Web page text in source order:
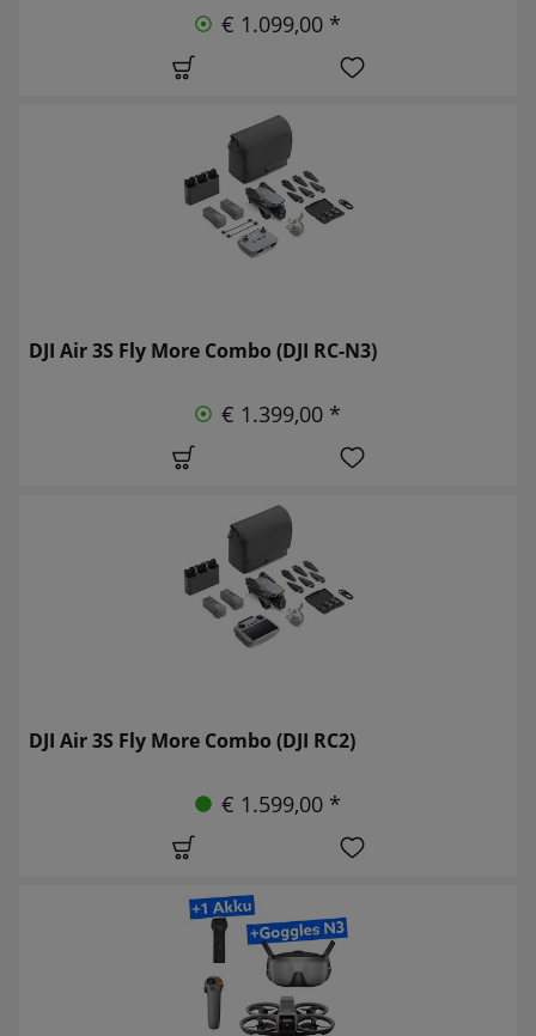
€ 1.099,00 *
DJI Air 3S Fly More Combo (DJI RC-N3)
€ 1.399,00 *
DJI Air 3S Fly More Combo (DJI RC2)
€ 1.599,00 *